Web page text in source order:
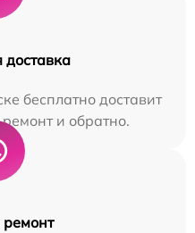
доставка
бесплатно доставит
и обратно.